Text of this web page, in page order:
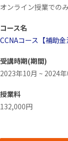
オンライン授業での
コース名
CCNAコース【補助
受講時期(期間)
2023年10月 ~ 2024
授業料
132,000円